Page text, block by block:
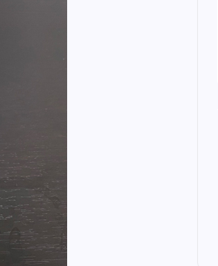
」（オアシス デフィニトリ
メイビー）
音楽を語る人